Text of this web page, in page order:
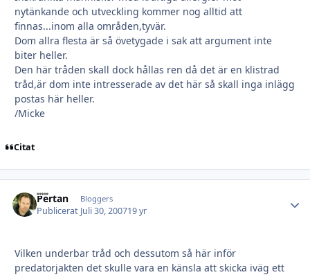
nytänkande och utveckling kommer nog alltid att
finnas...inom alla områden,tyvär.
Dom allra flesta är så övetygade i sak att argument inte
biter heller.
Den här tråden skall dock hållas ren då det är en klistrad
tråd,är dom inte intresserade av det här så skall inga inlägg
postas här heller.
/Micke
Citat
Pertan Bloggers
Publicerat Juli 30, 200719 yr
Vilken underbar tråd och dessutom så här inför
predatorjakten det skulle vara en känsla att skicka iväg ett